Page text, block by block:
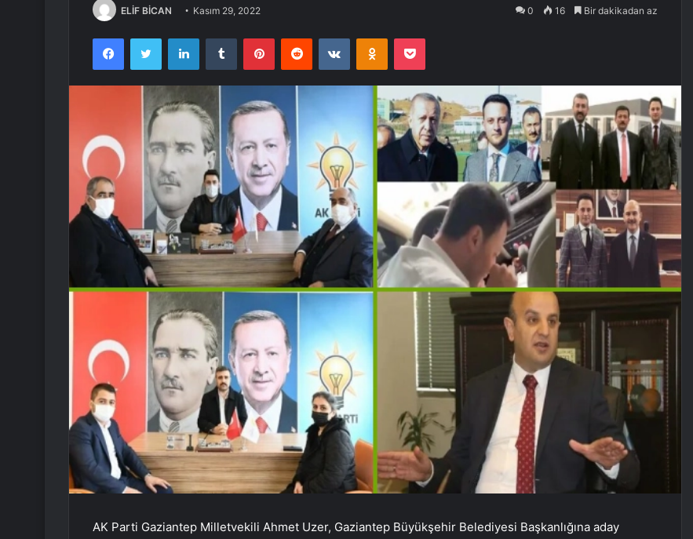
ELİF BİCAN Kasım 29, 2022 0 16 Bir dakikadan az
FacebookTwitter LinkedInTumblr PinterestReddit VKontakteOdnoklassniki
Pocket
AK Parti Gaziantep Milletvekili Ahmet Uzer, Gaziantep Büyükşehir Belediyesi Başkanlığına aday